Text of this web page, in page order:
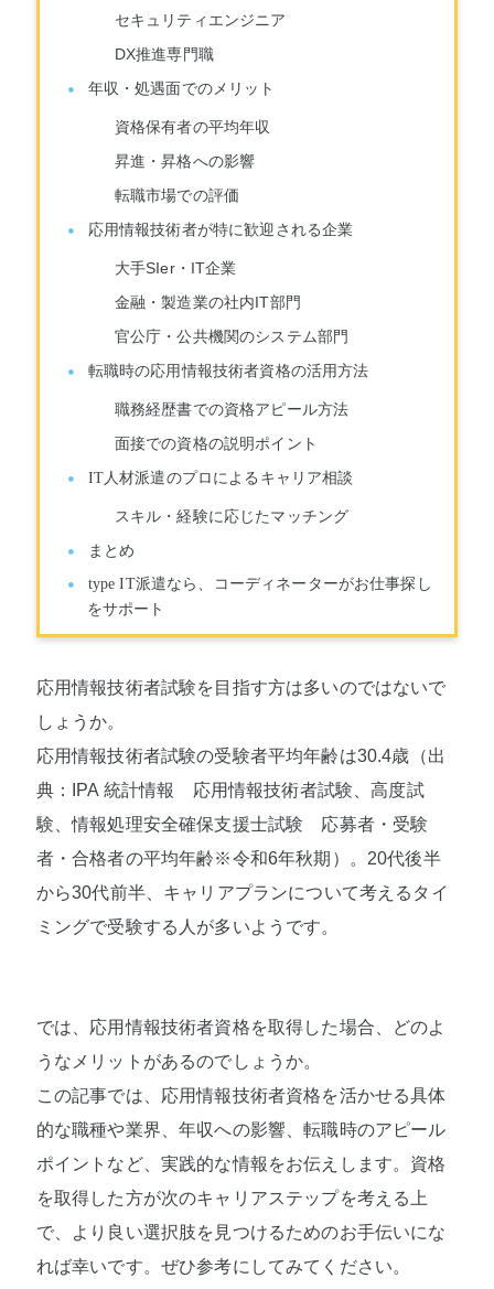
セキュリティエンジニア
DX推進専門職
年収・処遇面でのメリット
資格保有者の平均年収
昇進・昇格への影響
転職市場での評価
応用情報技術者が特に歓迎される企業
大手SIer・IT企業
金融・製造業の社内IT部門
官公庁・公共機関のシステム部門
転職時の応用情報技術者資格の活用方法
職務経歴書での資格アピール方法
面接での資格の説明ポイント
IT人材派遣のプロによるキャリア相談
スキル・経験に応じたマッチング
まとめ
type IT派遣なら、コーディネーターがお仕事探し
をサポート
応用情報技術者試験を目指す方は多いのではないで
しょうか。
応用情報技術者試験の受験者平均年齢は30.4歳（出
典：IPA 統計情報 応用情報技術者試験、高度試
験、情報処理安全確保支援士試験 応募者・受験
者・合格者の平均年齢※令和6年秋期）。20代後半
から30代前半、キャリアプランについて考えるタイ
ミングで受験する人が多いようです。
では、応用情報技術者資格を取得した場合、どのよ
うなメリットがあるのでしょうか。
この記事では、応用情報技術者資格を活かせる具体
的な職種や業界、年収への影響、転職時のアピール
ポイントなど、実践的な情報をお伝えします。資格
を取得した方が次のキャリアステップを考える上
で、より良い選択肢を見つけるためのお手伝いにな
れば幸いです。ぜひ参考にしてみてください。